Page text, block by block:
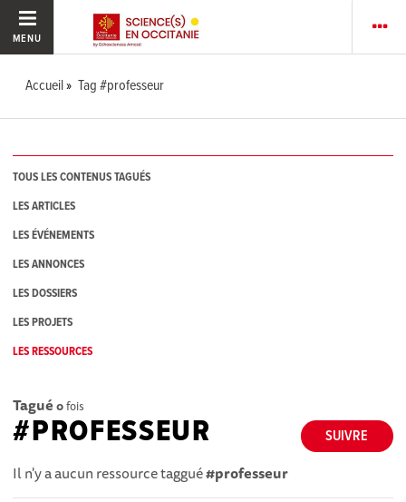
MENU
Accueil Tag #professeur
TOUS LES CONTENUS TAGUÉS
LES ARTICLES
LES ÉVÉNEMENTS
LES ANNONCES
LES DOSSIERS
LES PROJETS
LES RESSOURCES
Tagué 0fois
SUIVRE
#PROFESSEUR
Il n'y a aucun ressource taggué#professeur